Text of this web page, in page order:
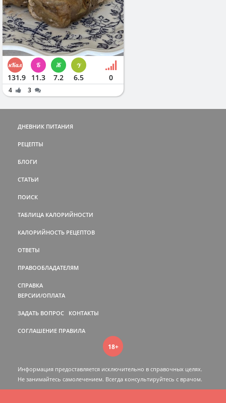
131.9 11.3 7.2 6.5 0
4 3
ДНЕВНИК ПИТАНИЯ
РЕЦЕПТЫ
БЛОГИ
СТАТЬИ
ПОИСК
ТАБЛИЦА КАЛОРИЙНОСТИ
КАЛОРИЙНОСТЬ РЕЦЕПТОВ
ОТВЕТЫ
ПРАВООБЛАДАТЕЛЯМ
СПРАВКА
ВЕРСИИ/ОПЛАТА
ЗАДАТЬ ВОПРОС КОНТАКТЫ
СОГЛАШЕНИЕ ПРАВИЛА
18+
Информация предоставляется исключительно в справочных целях.
Не занимайтесь самолечением. Всегда консультируйтесь c врачом.